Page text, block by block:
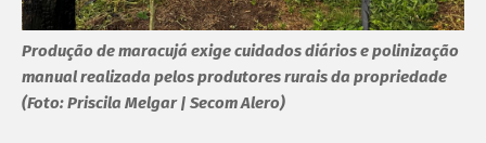
Produção de maracujá exige cuidados diários e polinização
manual realizada pelos produtores rurais da propriedade
(Foto: Priscila Melgar | Secom Alero)